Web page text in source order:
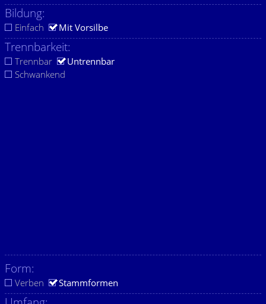
Bildung:
Einfach Mit Vorsilbe
Trennbarkeit:
Trennbar
Untrennbar
Schwankend
Form:
Verben Stammformen